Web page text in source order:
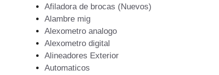
Afiladora de brocas (Nuevos)
Alambre mig
Alexometro analogo
Alexometro digital
Alineadores Exterior
Automaticos